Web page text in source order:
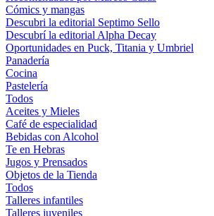
Cómics y mangas
Descubri la editorial Septimo Sello
Descubrí la editorial Alpha Decay
Oportunidades en Puck, Titania y Umbriel
Panadería
Cocina
Pastelería
Todos
Aceites y Mieles
Café de especialidad
Bebidas con Alcohol
Te en Hebras
Jugos y Prensados
Objetos de la Tienda
Todos
Talleres infantiles
Talleres juveniles